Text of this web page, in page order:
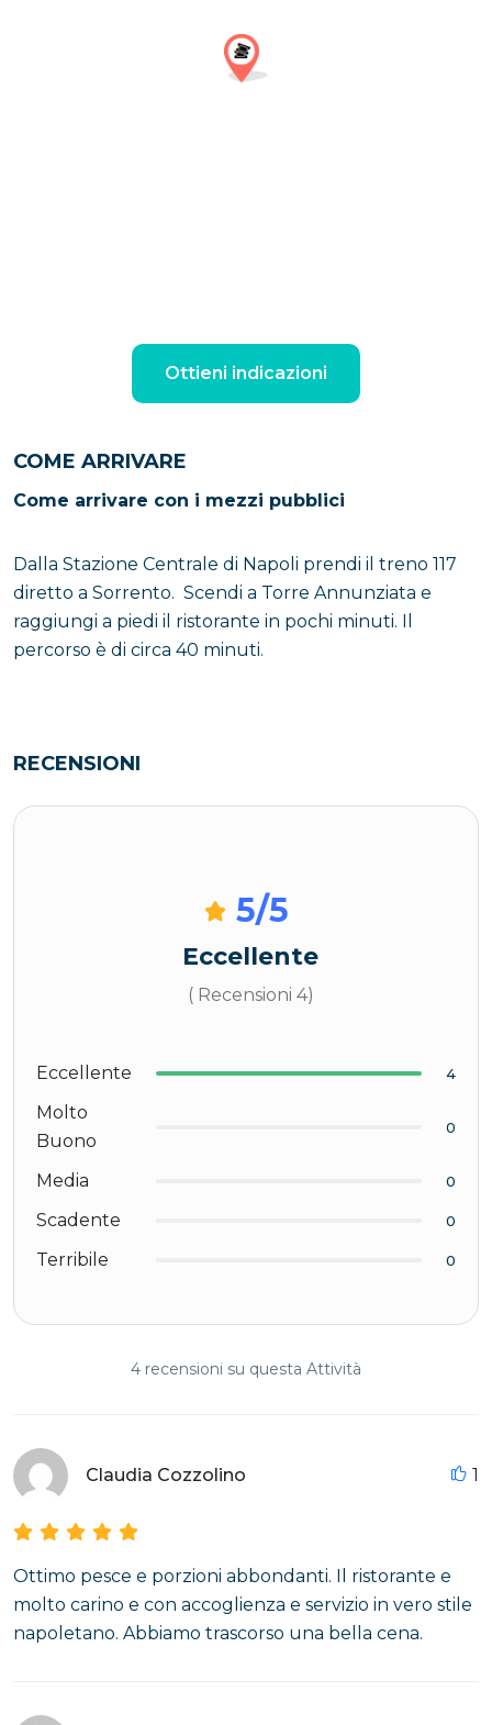
Ottieni indicazioni
COME ARRIVARE
Come arrivare con i mezzi pubblici
Dalla Stazione Centrale di Napoli prendi il treno 117
diretto a Sorrento. Scendi a Torre Annunziata e
raggiungi a piedi il ristorante in pochi minuti. Il
percorso è di circa 40 minuti.
RECENSIONI
5/5
Eccellente
( Recensioni 4)
Eccellente 4
Molto
Buono
0
Media 0
Scadente 0
Terribile 0
4 recensioni su questa Attività
Claudia Cozzolino 1
Ottimo pesce e porzioni abbondanti. Il ristorante e
molto carino e con accoglienza e servizio in vero stile
napoletano. Abbiamo trascorso una bella cena.